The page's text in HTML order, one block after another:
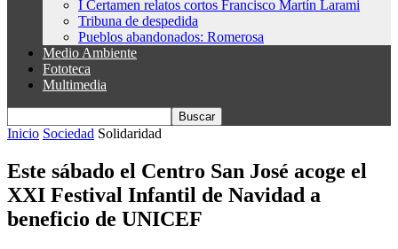
I Certamen relatos cortos Francisco Martín Larami
Tribuna de despedida
Pueblos abandonados: Romerosa
Medio Ambiente
Fototeca
Multimedia
Inicio Sociedad Solidaridad
Este sábado el Centro San José acoge el
XXI Festival Infantil de Navidad a
beneficio de UNICEF